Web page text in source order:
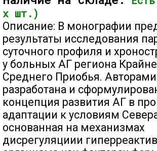
х шт.)
Описание: В монографии
результаты исследования
суточного профиля и
у больных АГ региона
Среднего Приобья. Авторами
разработана и
концепция развития АГ в
адаптации к условиям
основанная на механизмах
дисрегуляциии